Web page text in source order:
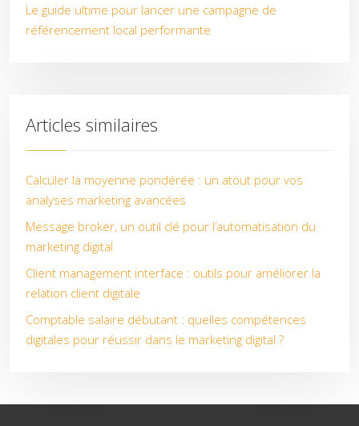
Le guide ultime pour lancer une campagne de
référencement local performante
Articles similaires
Calculer la moyenne pondérée : un atout pour vos
analyses marketing avancées
Message broker, un outil clé pour l’automatisation du
marketing digital
Client management interface : outils pour améliorer la
relation client digitale
Comptable salaire débutant : quelles compétences
digitales pour réussir dans le marketing digital ?